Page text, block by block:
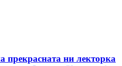
прекрасната ни лекторка